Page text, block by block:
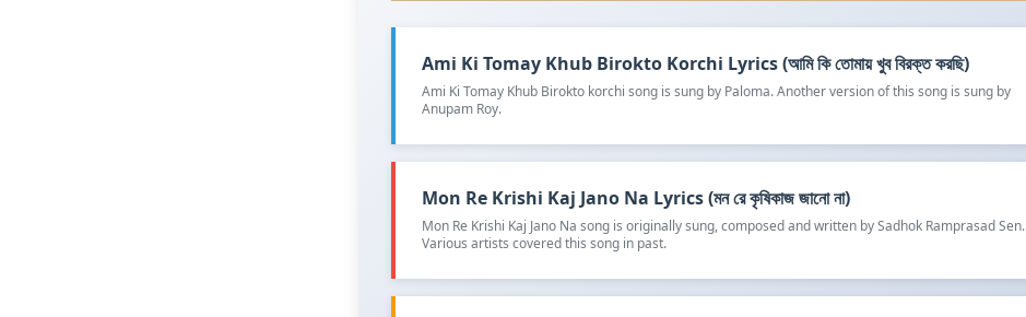
Ami Ki Tomay Khub Birokto Korchi Lyrics (আমি কি তোমায় খুব বিরক্ত করছি)
Ami Ki Tomay Khub Birokto korchi song is sung by Paloma. Another version of this song is sung by
Anupam Roy.
Mon Re Krishi Kaj Jano Na Lyrics (মন রে কৃষিকাজ জানো না)
Mon Re Krishi Kaj Jano Na song is originally sung, composed and written by Sadhok Ramprasad Sen.
Various artists covered this song in past.